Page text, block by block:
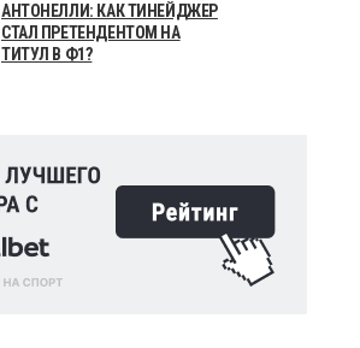
АНТОНЕЛЛИ: КАК ТИНЕЙДЖЕР
СТАЛ ПРЕТЕНДЕНТОМ НА
ТИТУЛ В Ф1?